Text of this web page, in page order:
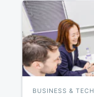
BUSINESS & TECH